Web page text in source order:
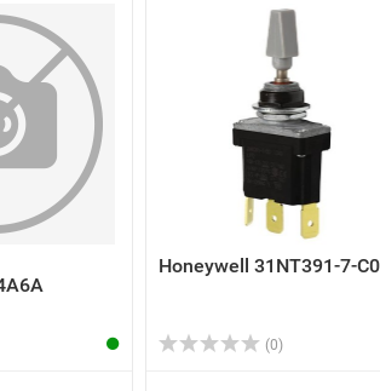
Honeywell 31NT391-7-
(0)